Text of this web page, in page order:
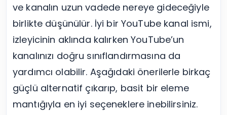
Facebook Takipçi Satın Al
Facebook Yorum Satın Al
Facebook Video İzlenme Satın Al
Tümünü Gör
ve kanalın uzun vadede nereye gideceğiyle
birlikte düşünülür. İyi bir YouTube kanal ismi,
izleyicinin aklında kalırken YouTube’un
kanalınızı doğru sınıflandırmasına da
yardımcı olabilir. Aşağıdaki önerilerle birkaç
güçlü alternatif çıkarıp, basit bir eleme
mantığıyla en iyi seçeneklere inebilirsiniz.